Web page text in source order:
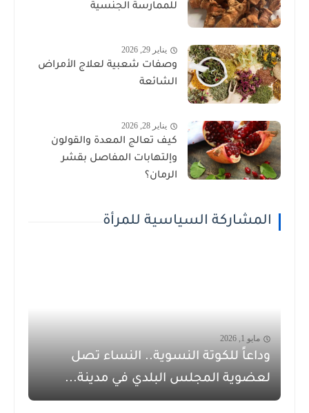
للممارسة الجنسية
يناير 29, 2026
وصفات شعبية لعلاج الأمراض
الشائعة
يناير 28, 2026
كيف تعالج المعدة والقولون
وإلتهابات المفاصل بقشر
الرمان؟
المشاركة السياسية للمرأة
مايو 1, 2026
وداعاً للكوتة النسوية.. النساء تصل
لعضوية المجلس البلدي في مدينة...